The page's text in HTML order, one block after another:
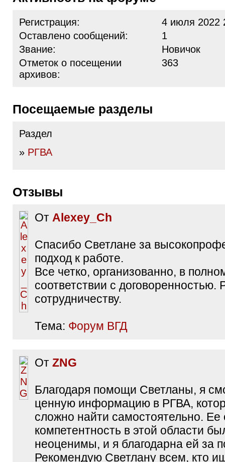
Регистрация:
4 июля 2022
Оставлено сообщений:
1
Звание:
Новичок
Отметок о посещении
архивов:
363
Посещаемые разделы
Раздел
» РГВА
Отзывы
От Alexey_Ch
Спасибо Светлане за
подход к работе.
Все четко, организованно, в
соответствии с договоренностью.
сотрудничеству.
Тема: Форум ВГД
От ZNG
Благодаря помощи Светланы, я
ценную информацию в РГВА,
сложно найти самостоятельно. Ее
компетентность в этой области
неоценимы, и я благодарна ей за
Рекомендую Светлану всем, кто